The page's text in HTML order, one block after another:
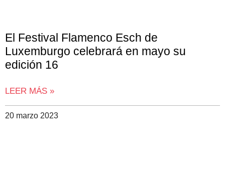
El Festival Flamenco Esch de
Luxemburgo celebrará en mayo su
edición 16
LEER MÁS »
20 marzo 2023